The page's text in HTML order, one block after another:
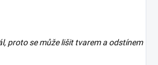
proto se může lišit tvarem a odstínem